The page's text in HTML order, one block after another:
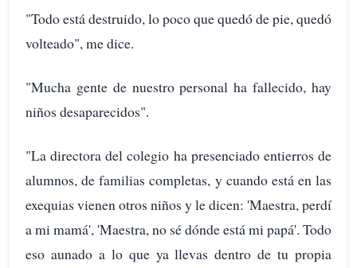
"Todo está destruido, lo poco que quedó de pie, quedó
volteado", me dice.
"Mucha gente de nuestro personal ha fallecido, hay
niños desaparecidos".
"La directora del colegio ha presenciado entierros de
alumnos, de familias completas, y cuando está en las
exequias vienen otros niños y le dicen: 'Maestra, perdí
a mi mamá', 'Maestra, no sé dónde está mi papá'. Todo
eso aunado a lo que ya llevas dentro de tu propia